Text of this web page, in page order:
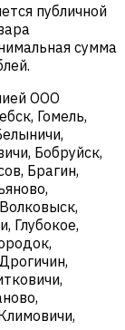
публичной
сумма
ООО
Гомель,
Бобруйск,
Брагин,
Глубокое,